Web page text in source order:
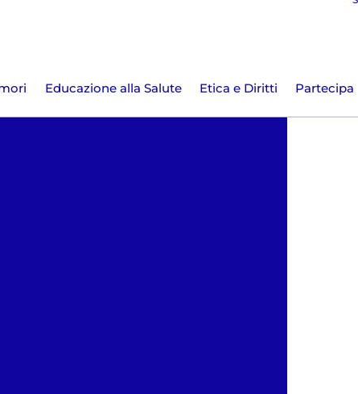
Educazione alla Salute Etica e Diritti Partecipa